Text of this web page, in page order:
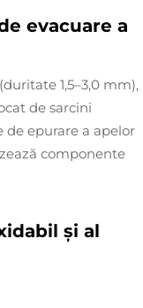
evacuare a
1,5–3,0 mm),
de sarcini
de epurare a apelor
componente
și al